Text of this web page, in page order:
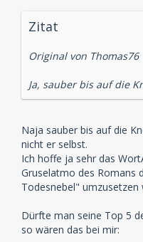
Zitat
Original von Thomas76
Ja, sauber bis auf die
Naja sauber bis auf die
nicht er selbst.
Ich hoffe ja sehr das
Gruselatmo des Romans
Todesnebel" umzusetzen
Dürfte man seine Top 5
so wären das bei mir: